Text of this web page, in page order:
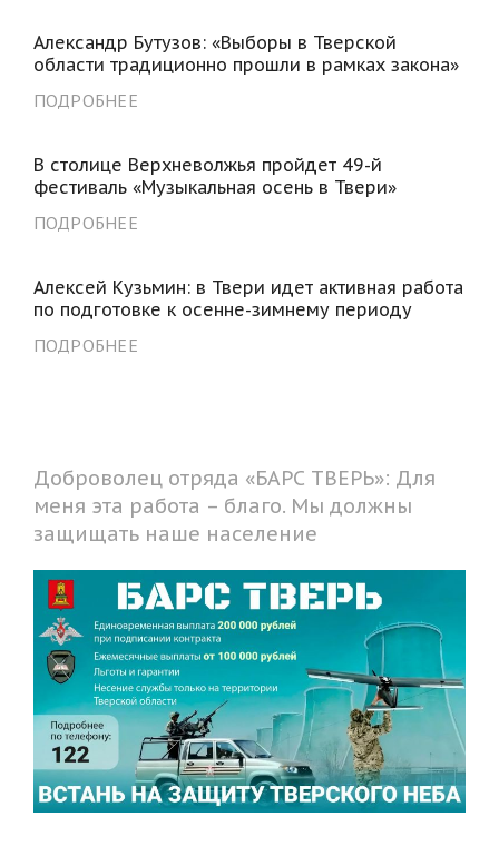
Александр Бутузов: «Выборы в Тверской
области традиционно прошли в рамках закона»
ПОДРОБНЕЕ
В столице Верхневолжья пройдет 49-й
фестиваль «Музыкальная осень в Твери»
ПОДРОБНЕЕ
Алексей Кузьмин: в Твери идет активная работа
по подготовке к осенне-зимнему периоду
ПОДРОБНЕЕ
Доброволец отряда «БАРС ТВЕРЬ»: Для
меня эта работа – благо. Мы должны
защищать наше население